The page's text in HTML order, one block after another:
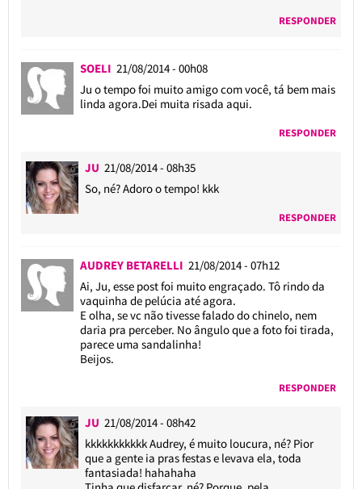
RESPONDER
SOELI 21/08/2014 - 00h08
Ju o tempo foi muito amigo com você, tá bem mais
linda agora.Dei muita risada aqui.
RESPONDER
JU 21/08/2014 - 08h35
So, né? Adoro o tempo! kkk
RESPONDER
AUDREY BETARELLI 21/08/2014 - 07h12
Ai, Ju, esse post foi muito engraçado. Tô rindo da
vaquinha de pelúcia até agora.
E olha, se vc não tivesse falado do chinelo, nem
daria pra perceber. No ângulo que a foto foi tirada,
parece uma sandalinha!
Beijos.
RESPONDER
JU 21/08/2014 - 08h42
kkkkkkkkkkk Audrey, é muito loucura, né? Pior
que a gente ia pras festas e levava ela, toda
fantasiada! hahahaha